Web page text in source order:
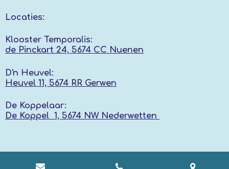
Locaties:
Klooster Temporalis:
de Pinckart 24, 5674 CC Nuenen
D'n Heuvel:
Heuvel 11, 5674 RR Gerwen
De Koppelaar:
De Koppel 1, 5674 NW Nederwetten